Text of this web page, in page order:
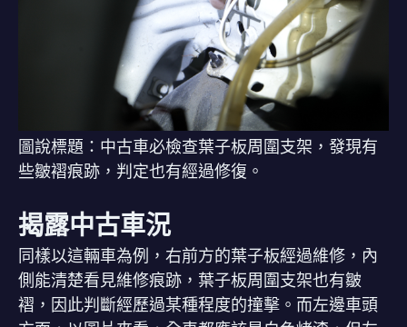
圖說標題：中古車必檢查葉子板周圍支架，發現有
些皺褶痕跡，判定也有經過修復。
揭露中古車況
同樣以這輛車為例，右前方的葉子板經過維修，內
側能清楚看見維修痕跡，葉子板周圍支架也有皺
褶，因此判斷經歷過某種程度的撞擊。而左邊車頭